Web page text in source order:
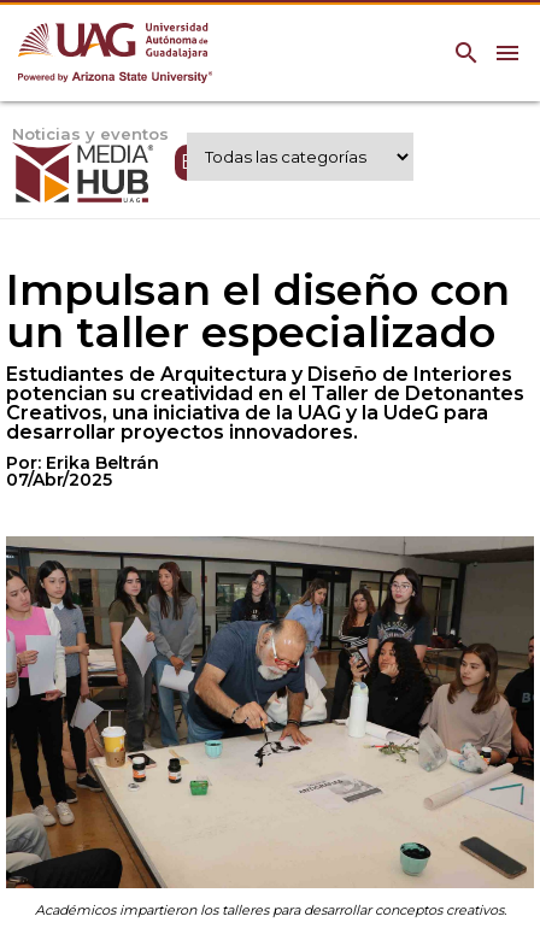
menu
search
Noticias y eventos
Expertos UAG
Impulsan el diseño con
un taller especializado
Estudiantes de Arquitectura y Diseño de Interiores
potencian su creatividad en el Taller de Detonantes
Creativos, una iniciativa de la UAG y la UdeG para
desarrollar proyectos innovadores.
Por: Erika Beltrán
07/Abr/2025
Académicos impartieron los talleres para desarrollar conceptos creativos.